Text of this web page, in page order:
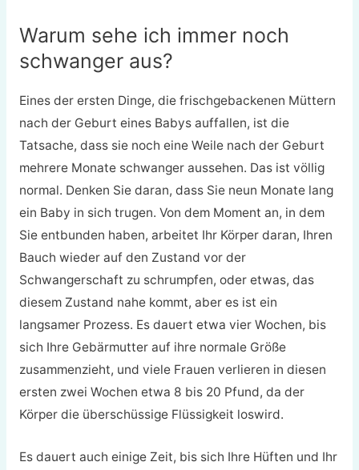
Warum sehe ich immer noch
schwanger aus?
Eines der ersten Dinge, die frischgebackenen Müttern
nach der Geburt eines Babys auffallen, ist die
Tatsache, dass sie noch eine Weile nach der Geburt
mehrere Monate schwanger aussehen. Das ist völlig
normal. Denken Sie daran, dass Sie neun Monate lang
ein Baby in sich trugen. Von dem Moment an, in dem
Sie entbunden haben, arbeitet Ihr Körper daran, Ihren
Bauch wieder auf den Zustand vor der
Schwangerschaft zu schrumpfen, oder etwas, das
diesem Zustand nahe kommt, aber es ist ein
langsamer Prozess. Es dauert etwa vier Wochen, bis
sich Ihre Gebärmutter auf ihre normale Größe
zusammenzieht, und viele Frauen verlieren in diesen
ersten zwei Wochen etwa 8 bis 20 Pfund, da der
Körper die überschüssige Flüssigkeit loswird.
Es dauert auch einige Zeit, bis sich Ihre Hüften und Ihr